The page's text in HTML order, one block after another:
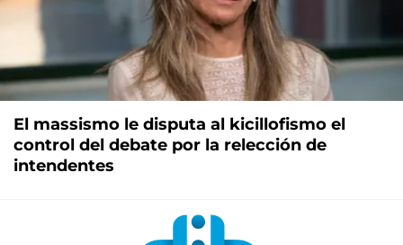
El massismo le disputa al kicillofismo el
control del debate por la relección de
intendentes